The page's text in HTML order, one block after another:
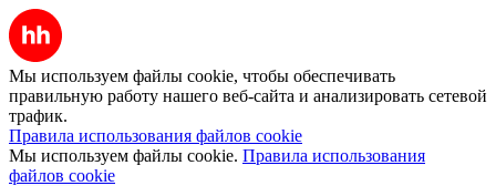
Мы используем файлы cookie, чтобы обеспечивать
правильную работу нашего веб-сайта и анализировать сетевой
трафик.
Правила использования файлов cookie
Мы используем файлы cookie. Правила использования
файлов cookie